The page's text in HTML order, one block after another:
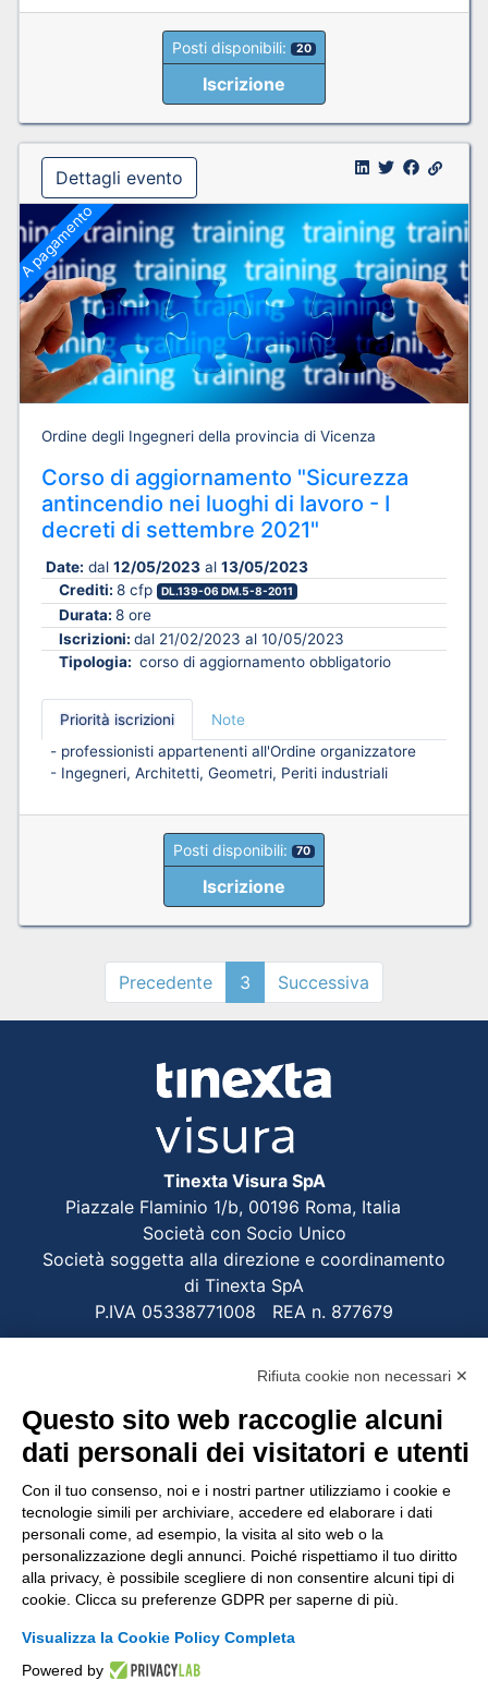
Posti disponibili: 20
Iscrizione
Dettagli evento
A pagamento
Ordine degli Ingegneri della provincia di Vicenza
Corso di aggiornamento "Sicurezza
antincendio nei luoghi di lavoro - I
decreti di settembre 2021"
Date: dal 12/05/2023 al 13/05/2023
Crediti: 8 cfp DL.139-06 DM.5-8-2011
Durata: 8 ore
Iscrizioni: dal 21/02/2023 al 10/05/2023
Tipologia: corso di aggiornamento obbligatorio
Priorità iscrizioni
Note
- professionisti appartenenti all'Ordine organizzatore
- Ingegneri, Architetti, Geometri, Periti industriali
Posti disponibili: 70
Iscrizione
Precedente 3 Successiva
Tinexta Visura SpA
Piazzale Flaminio 1/b, 00196 Roma, Italia
Società con Socio Unico
Società soggetta alla direzione e coordinamento
di Tinexta SpA
P.IVA 05338771008 REA n. 877679
UTILITÀ
Recupero Password
Verifica attestato di presenza
POLICIES AND TERMS
Informativa cookie
Rifiuta cookie non necessari ✕
Questo sito web raccoglie alcuni
dati personali dei visitatori e utenti
Con il tuo consenso, noi e i nostri partner utilizziamo i cookie e
tecnologie simili per archiviare, accedere ed elaborare i dati
personali come, ad esempio, la visita al sito web o la
personalizzazione degli annunci. Poiché rispettiamo il tuo diritto
alla privacy, è possibile scegliere di non consentire alcuni tipi di
cookie. Clicca su preferenze GDPR per saperne di più.
Visualizza la Cookie Policy Completa
Powered by